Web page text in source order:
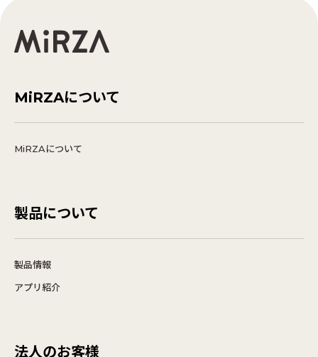
ェブサイトに誘導されることのないよう、正しい
URL（https://xr.docomo.ne.jp/
対策（SSL証明書など）が施されているかをご確認くださ
インストール後は、セキュリティ対策ソフト（ウイルス対
アプリの動作に関して不審な点やご不明な点がございまし
当社は、本アプリの安全性について最大限の注意を払っていま
な瑕疵がある場合を除き、その責任は負いかねます。
より、当社以外のウェブサイトなどから悪意のあるアプリがイ
場合も、当社はその責任を負いかねますので、ご自身の判断と
MiRZAについて
MiRZAについて
製品について
製品情報
アプリ紹介
法人のお客様